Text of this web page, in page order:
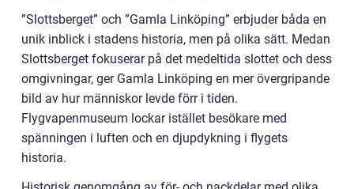
”Slottsberget” och ”Gamla Linköping” erbjuder båda en
unik inblick i stadens historia, men på olika sätt. Medan
Slottsberget fokuserar på det medeltida slottet och dess
omgivningar, ger Gamla Linköping en mer övergripande
bild av hur människor levde förr i tiden.
Flygvapenmuseum lockar istället besökare med
spänningen i luften och en djupdykning i flygets
historia.